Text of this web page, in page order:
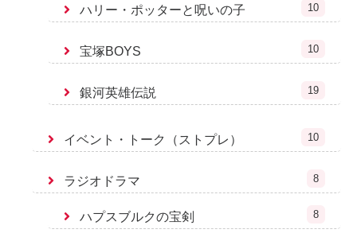
ハリー・ポッターと呪いの子 10
宝塚BOYS 10
銀河英雄伝説 19
イベント・トーク（ストプレ） 10
ラジオドラマ 8
ハプスブルクの宝剣 8